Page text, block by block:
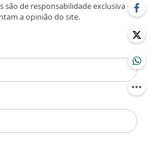
são de responsabilidade exclusiva de
a opinião do site.